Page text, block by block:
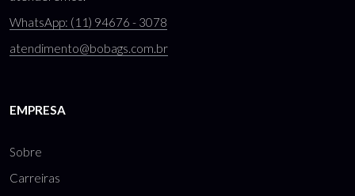
WhatsApp: (11) 94676 - 3078
atendimento@bobags.com.br
EMPRESA
Sobre
Carreiras